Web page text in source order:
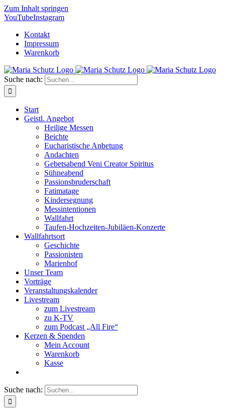
Zum Inhalt springen
YouTubeInstagram
Kontakt
Impressum
Warenkorb
Suche nach:
Start
Geistl. Angebot
Heilige Messen
Beichte
Eucharistische Anbetung
Andachten
Gebetsabend Veni Creator Spiritus
Sühneabend
Passionsbruderschaft
Fatimatage
Kindersegnung
Messintentionen
Wallfahrt
Taufen-Hochzeiten-Jubiläen-Konzerte
Wallfahrtsort
Geschichte
Passionisten
Marienhof
Unser Team
Vorträge
Veranstaltungskalender
Livestream
zum Livestream
zu K-TV
zum Podcast „All Fire“
Kerzen & Spenden
Mein Account
Warenkorb
Kasse
Suche nach: